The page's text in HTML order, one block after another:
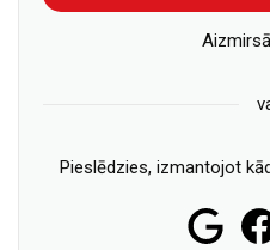
Pieslēdzies, izmantojot